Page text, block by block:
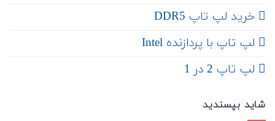
خرید لپ تاپ DDR5
لپ تاپ با پردازنده Intel
لپ تاپ 2 در 1
شاید بپسندید